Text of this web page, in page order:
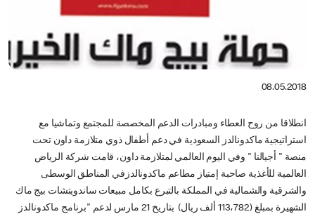
08.05.2018
انطلاقا من روح العطاء ومبادرات الدعم المخصصة للمجتمع وتماشيا مع
استراتيجية ماكدونالدز السعودية في دعم أطفال ذوي متلازمة داون تحت
منصة " أجيالنا " وفي اليوم العالمي لمتلازمة داون، قامت شركة الرياض
العالمية للأغذية صاحبة إمتياز مطاعم ماكدونالدزفي المناطق الوسطى
والشرقية والشمالية في المملكة بالتبرع بكامل مبيعات ساندويتشات بيج ماك
الشهيرة بمبلغ (113،782 ألف ريال) بتاريخ 21 مارس لدعم "برنامج ماكدونالدز